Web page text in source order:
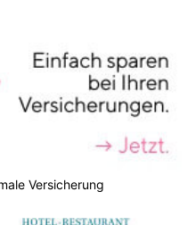
Versicherung